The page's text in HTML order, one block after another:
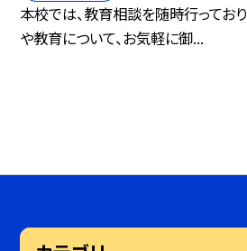
本校では、教育相談を随時行ってお
や教育について、お気軽に御...